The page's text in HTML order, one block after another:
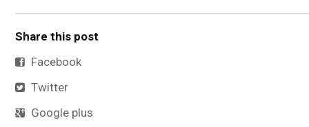
Share this post
Facebook
Twitter
Google plus